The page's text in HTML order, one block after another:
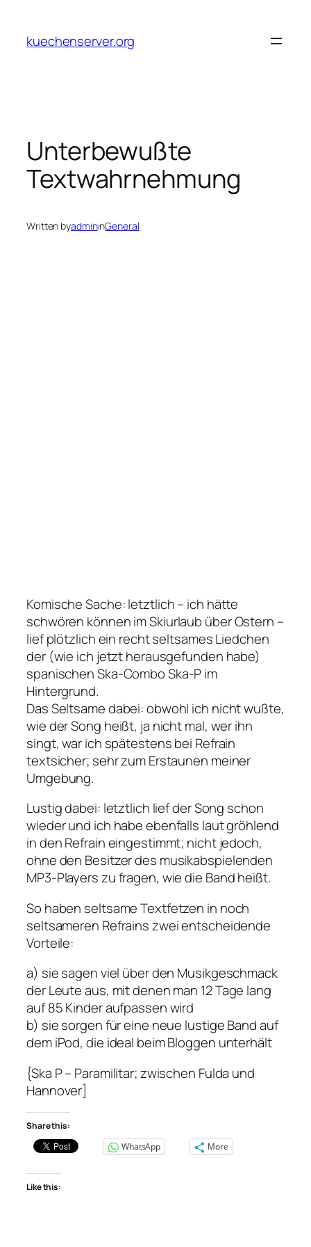
content
kuechenserver.org
Unterbewußte
Textwahrnehmung
Written byadmininGeneral
Komische Sache: letztlich – ich hätte
schwören können im Skiurlaub über Ostern –
lief plötzlich ein recht seltsames Liedchen
der (wie ich jetzt herausgefunden habe)
spanischen Ska-Combo Ska-P im
Hintergrund.
Das Seltsame dabei: obwohl ich nicht wußte,
wie der Song heißt, ja nicht mal, wer ihn
singt, war ich spätestens bei Refrain
textsicher; sehr zum Erstaunen meiner
Umgebung.
Lustig dabei: letztlich lief der Song schon
wieder und ich habe ebenfalls laut gröhlend
in den Refrain eingestimmt; nicht jedoch,
ohne den Besitzer des musikabspielenden
MP3-Players zu fragen, wie die Band heißt.
So haben seltsame Textfetzen in noch
seltsameren Refrains zwei entscheidende
Vorteile:
a) sie sagen viel über den Musikgeschmack
der Leute aus, mit denen man 12 Tage lang
auf 85 Kinder aufpassen wird
b) sie sorgen für eine neue lustige Band auf
dem iPod, die ideal beim Bloggen unterhält
{Ska P – Paramilitar; zwischen Fulda und
Hannover]
Share this:
WhatsApp
More
Like this: